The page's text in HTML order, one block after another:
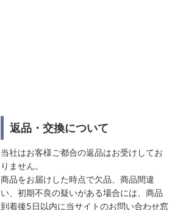
返品・交換について
当社はお客様ご都合の返品はお受けしてお
りません。
商品をお届けした時点で欠品、商品間違
い、初期不良の疑いがある場合には、商品
到着後5日以内に当サイトのお問い合わせ窓